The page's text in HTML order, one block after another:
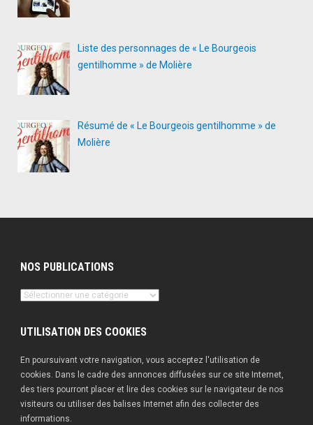
Liste des personnages de « Le Bourgeois
gentilhomme » de Molière
Résumé de « Le Bourgeois gentilhomme » de
Molière
NOS PUBLICATIONS
Nos
UTILISATION DES COOKIES
En poursuivant votre navigation, vous acceptez l'utilisation de
cookies. Dans le cadre des annonces diffusées sur ce site Internet,
des tiers pourront placer et lire des cookies sur le navigateur de nos
visiteurs ou utiliser des balises Internet afin des collecter des
informations.